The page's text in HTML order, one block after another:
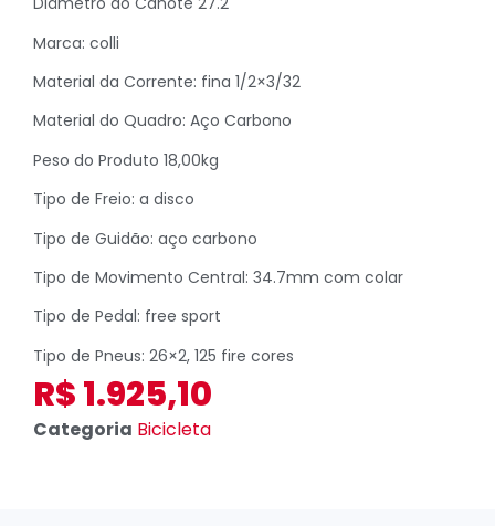
Marca: colli
Material da Corrente: fina 1/2×3/32
Material do Quadro: Aço Carbono
Peso do Produto 18,00kg
Tipo de Freio: a disco
Tipo de Guidão: aço carbono
Tipo de Movimento Central: 34.7mm com colar
Tipo de Pedal: free sport
Tipo de Pneus: 26×2, 125 fire cores
R$1.925,10
Categoria Bicicleta